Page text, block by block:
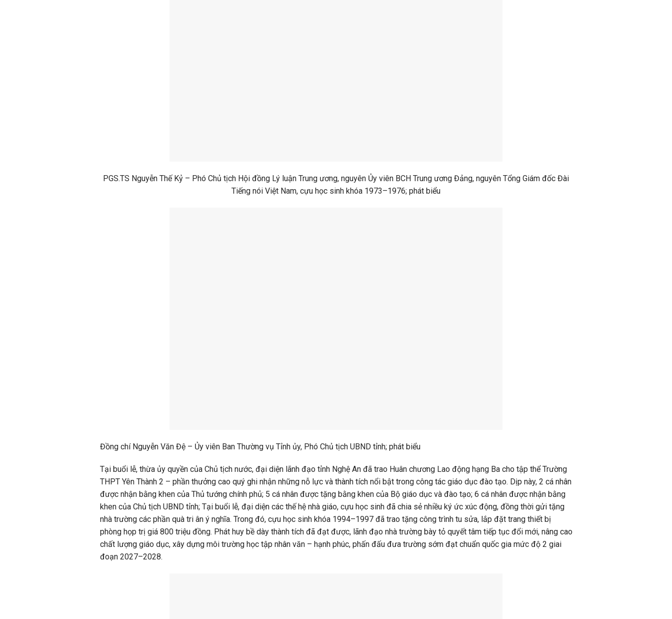
PGS.TS Nguyễn Thế Kỷ – Phó Chủ tịch Hội đồng Lý luận Trung ương, nguyên Ủy viên BCH Trung ương Đảng, nguyên Tổng Giám đốc Đài
Tiếng nói Việt Nam, cựu học sinh khóa 1973–1976; phát biểu
Đồng chí Nguyễn Văn Đệ – Ủy viên Ban Thường vụ Tỉnh ủy, Phó Chủ tịch UBND tỉnh; phát biểu
Tại buổi lễ, thừa ủy quyền của Chủ tịch nước, đại diện lãnh đạo tỉnh Nghệ An đã trao Huân chương Lao động hạng Ba cho tập thể Trường
THPT Yên Thành 2 – phần thưởng cao quý ghi nhận những nỗ lực và thành tích nổi bật trong công tác giáo dục đào tạo. Dịp này, 2 cá nhân
được nhận bằng khen của Thủ tướng chính phủ; 5 cá nhân được tặng bằng khen của Bộ giáo dục và đào tạo; 6 cá nhân được nhận bằng
khen của Chủ tịch UBND tỉnh; Tại buổi lễ, đại diện các thế hệ nhà giáo, cựu học sinh đã chia sẻ nhiều ký ức xúc động, đồng thời gửi tặng
nhà trường các phần quà tri ân ý nghĩa. Trong đó, cựu học sinh khóa 1994–1997 đã trao tặng công trình tu sửa, lắp đặt trang thiết bị
phòng họp trị giá 800 triệu đồng. Phát huy bề dày thành tích đã đạt được, lãnh đạo nhà trường bày tỏ quyết tâm tiếp tục đổi mới, nâng cao
chất lượng giáo dục, xây dựng môi trường học tập nhân văn – hạnh phúc, phấn đấu đưa trường sớm đạt chuẩn quốc gia mức độ 2 giai
đoạn 2027–2028.